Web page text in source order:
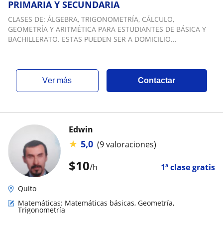
PRIMARIA Y SECUNDARIA
CLASES DE: ÁLGEBRA, TRIGONOMETRÍA, CÁLCULO,
GEOMETRÍA Y ARITMÉTICA PARA ESTUDIANTES DE BÁSICA Y
BACHILLERATO. ESTAS PUEDEN SER A DOMICILIO...
ver más Contactar
$10/h 1ª clase gratis
Edwin
★ 5,0 (9 valoraciones)
Quito
Matemáticas: Matemáticas básicas, Geometría,
Trigonometría